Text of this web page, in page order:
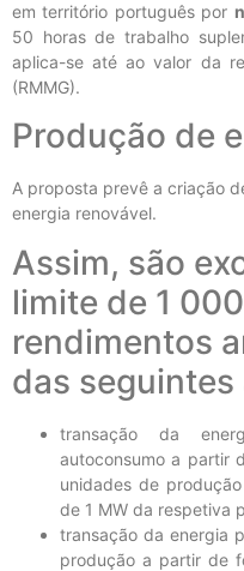
em território português por
50 horas de trabalho
aplica-se até ao valor da
(RMMG).
Produção de
A proposta prevê a criação
energia renovável.
Assim, são
limite de 1
rendimentos
das
transação da
autoconsumo a partir
unidades de
de 1 MW da respetiva
transação da energia
produção a partir de